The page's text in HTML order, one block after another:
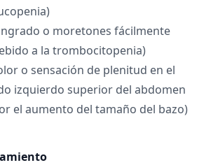
o moretones fácilmente
a la trombocitopenia)
o sensación de plenitud en el
izquierdo superior del abdomen
el aumento del tamaño del bazo)